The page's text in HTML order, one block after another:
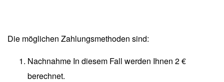
Die möglichen Zahlungsmethoden sind:
Nachnahme In diesem Fall werden Ihnen 2 €
berechnet.